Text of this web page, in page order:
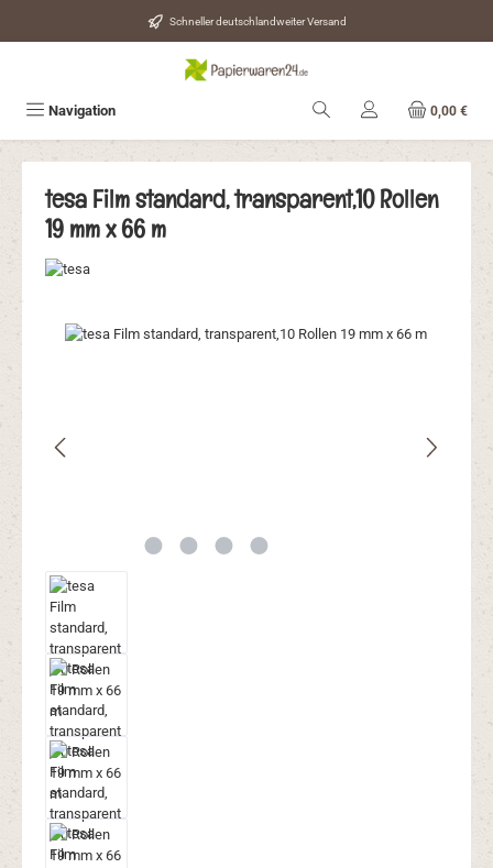
Zum Hauptinhalt springen Schneller deutschlandweiter Versand
Navigation 0,00 €
tesa Film standard, transparent,10 Rollen
19 mm x 66 m
Bildergalerie überspringen